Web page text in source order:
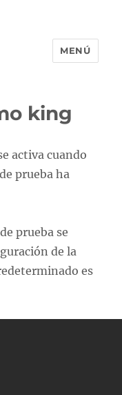
MENÚ
king
activa cuando
prueba ha
prueba se
de la
es